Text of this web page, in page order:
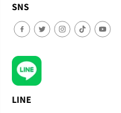
SNS
LINE